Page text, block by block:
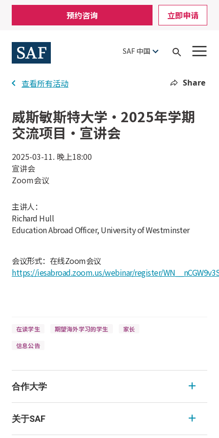
Skip
main
content
Utility
Menu
预约咨询 立即申请
SAF 中国
Open
查看所有活动
Share
威斯敏斯特大学·2025年学期
交流项目·宣讲会
2025-03-11. 晚上18:00
宣讲会
Zoom会议
主讲人：
Richard Hull
Education Abroad Officer, University of Westminster
会议形式：在线Zoom会议
https://iesabroad.zoom.us/webinar/register/
在读学生 期望海外学习的学生
家长
信息公告
合作大学
关于SAF